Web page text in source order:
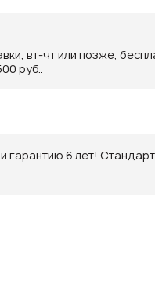
вт-чт или позже,
руб..
гарантию 6 лет!